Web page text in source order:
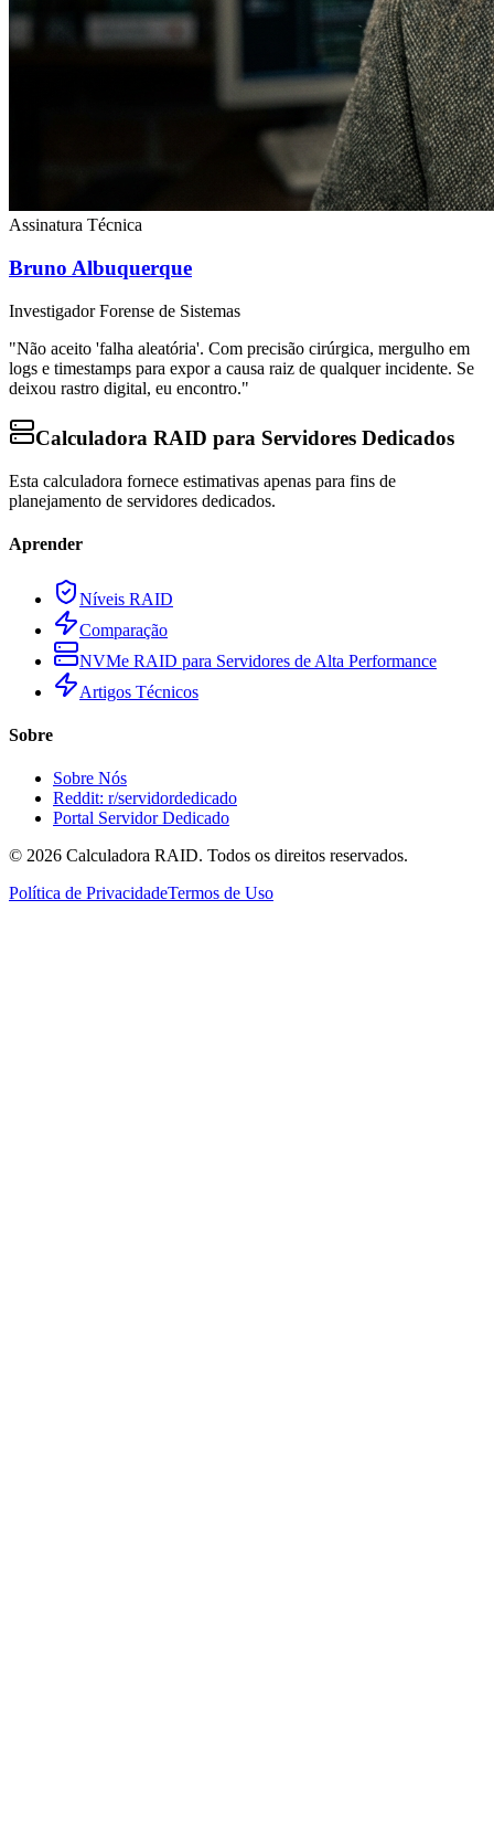
Assinatura Técnica
Bruno Albuquerque
Investigador Forense de Sistemas
"Não aceito 'falha aleatória'. Com precisão cirúrgica, mergulho em
logs e timestamps para expor a causa raiz de qualquer incidente. Se
deixou rastro digital, eu encontro."
Calculadora RAID para Servidores Dedicados
Esta calculadora fornece estimativas apenas para fins de
planejamento de servidores dedicados.
Aprender
Níveis RAID
Comparação
NVMe RAID para Servidores de Alta Performance
Artigos Técnicos
Sobre
Sobre Nós
Reddit: r/servidordedicado
Portal Servidor Dedicado
© 2026 Calculadora RAID. Todos os direitos reservados.
Política de PrivacidadeTermos de Uso